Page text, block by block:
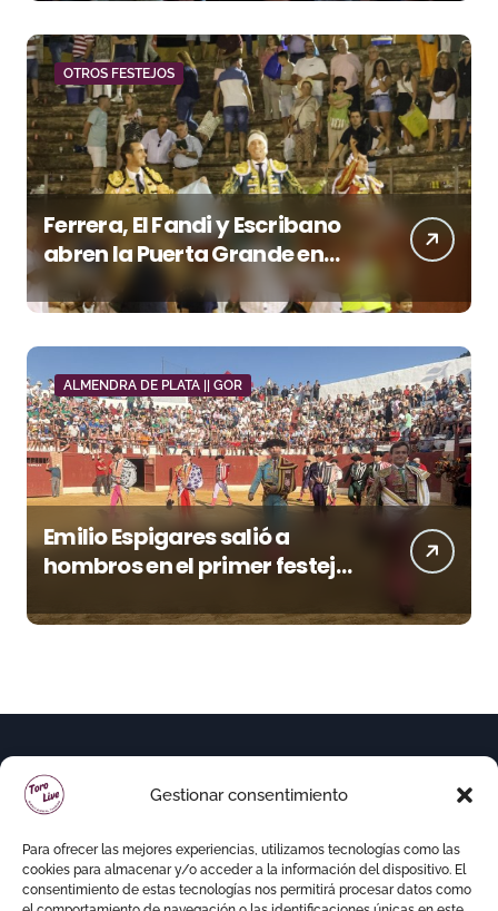
Gestionar consentimiento
Para ofrecer las mejores experiencias, utilizamos tecnologías como las
cookies para almacenar y/o acceder a la información del dispositivo. El
consentimiento de estas tecnologías nos permitirá procesar datos como
OTROS FESTEJOS
Ferrera, El Fandi y Escribano
abren la Puerta Grande en
una tarde triunfal en Azuaga
ALMENDRA DE PLATA || GOR
Emilio Espigares salió a
hombros en el primer festejo
la Feria de Gor